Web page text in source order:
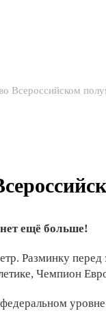
Всероссийском
ещё больше!
Разминку
Чемпион